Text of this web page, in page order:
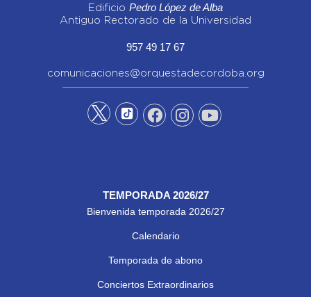
Edificio Pedro López de Alba
Antiguo Rectorado de la Universidad
957 49 17 67
comunicaciones@orquestadecordoba.org
TEMPORADA 2026/27
Bienvenida temporada 2026/27
Calendario
Temporada de abono
Conciertos Extraordinarios